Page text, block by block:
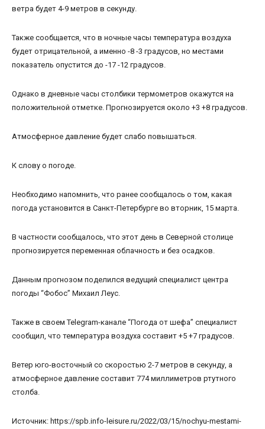
ветра будет 4-9 метров в секунду.
Также сообщается, что в ночные часы температура воздуха
будет отрицательной, а именно -8 -3 градусов, но местами
показатель опустится до -17 -12 градусов.
Однако в дневные часы столбики термометров окажутся на
положительной отметке. Прогнозируется около +3 +8 градусов.
Атмосферное давление будет слабо повышаться.
К слову о погоде.
Необходимо напомнить, что ранее сообщалось о том, какая
погода установится в Санкт-Петербурге во вторник, 15 марта.
В частности сообщалось, что этот день в Северной столице
прогнозируется переменная облачность и без осадков.
Данным прогнозом поделился ведущий специалист центра
погоды “Фобос” Михаил Леус.
Также в своем Telegram-канале “Погода от шефа” специалист
сообщил, что температура воздуха составит +5 +7 градусов.
Ветер юго-восточный со скоростью 2-7 метров в секунду, а
атмосферное давление составит 774 миллиметров ртутного
столба.
Источник: https://spb.info-leisure.ru/2022/03/15/nochyu-mestami-